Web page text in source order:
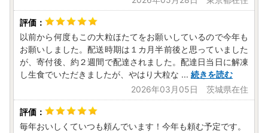
以前から何度もこの大粒ほたてをお願いしているので今年も
お願いしました。配送時期は１カ月半前後と思っていました
が、寄付後、約２週間で配達されました。配達日当日に解凍
し生食でいただきましたが、やはり大粒な ... 続きを読む
2026年03月05日 茨城県在住
毎年おいしくていつも頼んでいます！今年も頼む予定です。